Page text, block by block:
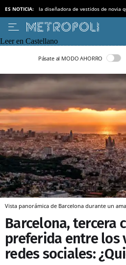
ES NOTICIA: la diseñadora de vestidos de novia
Leer en Castellano
Pásate al MODO AHORRO
Vista panorámica de Barcelona durante un
Barcelona, tercera
preferida entre los
redes sociales: